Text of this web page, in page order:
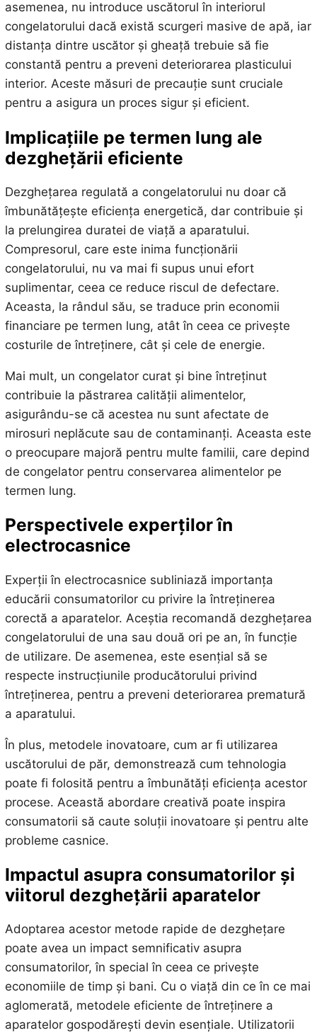
asemenea, nu introduce uscătorul în interiorul
congelatorului dacă există scurgeri masive de apă, iar
distanța dintre uscător și gheață trebuie să fie
constantă pentru a preveni deteriorarea plasticului
interior. Aceste măsuri de precauție sunt cruciale
pentru a asigura un proces sigur și eficient.
Implicațiile pe termen lung ale
dezghețării eficiente
Dezghețarea regulată a congelatorului nu doar că
îmbunătățește eficiența energetică, dar contribuie și
la prelungirea duratei de viață a aparatului.
Compresorul, care este inima funcționării
congelatorului, nu va mai fi supus unui efort
suplimentar, ceea ce reduce riscul de defectare.
Aceasta, la rândul său, se traduce prin economii
financiare pe termen lung, atât în ceea ce privește
costurile de întreținere, cât și cele de energie.
Mai mult, un congelator curat și bine întreținut
contribuie la păstrarea calității alimentelor,
asigurându-se că acestea nu sunt afectate de
mirosuri neplăcute sau de contaminanți. Aceasta este
o preocupare majoră pentru multe familii, care depind
de congelator pentru conservarea alimentelor pe
termen lung.
Perspectivele experților în
electrocasnice
Experții în electrocasnice subliniază importanța
educării consumatorilor cu privire la întreținerea
corectă a aparatelor. Aceștia recomandă dezghețarea
congelatorului de una sau două ori pe an, în funcție
de utilizare. De asemenea, este esențial să se
respecte instrucțiunile producătorului privind
întreținerea, pentru a preveni deteriorarea prematură
a aparatului.
În plus, metodele inovatoare, cum ar fi utilizarea
uscătorului de păr, demonstrează cum tehnologia
poate fi folosită pentru a îmbunătăți eficiența acestor
procese. Această abordare creativă poate inspira
consumatorii să caute soluții inovatoare și pentru alte
probleme casnice.
Impactul asupra consumatorilor și
viitorul dezghețării aparatelor
Adoptarea acestor metode rapide de dezghețare
poate avea un impact semnificativ asupra
consumatorilor, în special în ceea ce privește
economiile de timp și bani. Cu o viață din ce în ce mai
aglomerată, metodele eficiente de întreținere a
aparatelor gospodărești devin esențiale. Utilizatorii